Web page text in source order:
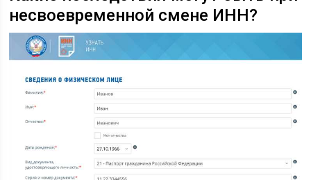
несвоевременной смене ИНН?